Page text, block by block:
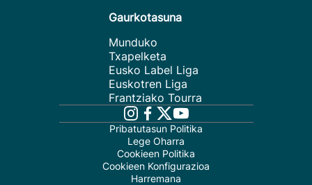
Gaurkotasuna
Munduko
Txapelketa
Eusko Label Liga
Euskotren Liga
Frantziako Tourra
Pribatutasun Politika
Lege Oharra
Cookieen Politika
Cookieen Konfigurazioa
Harremana